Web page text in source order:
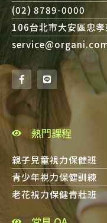
(02) 8789-0000
106台北市大安區忠
熱門課程
親子兒童視力保健班
青少年視力保健訓練
老花視力保健青壯班